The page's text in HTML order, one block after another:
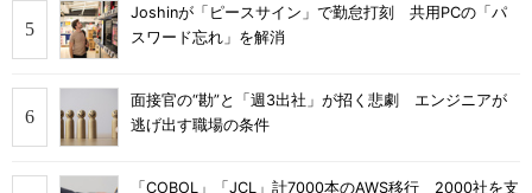
Joshinが「ピースサイン」で勤怠打刻 共用PCの「パ
スワード忘れ」を解消
面接官の“勘”と「週3出社」が招く悲劇 エンジニアが
逃げ出す職場の条件
「COBOL」「JCL」計7000本のAWS移行 2000社を支